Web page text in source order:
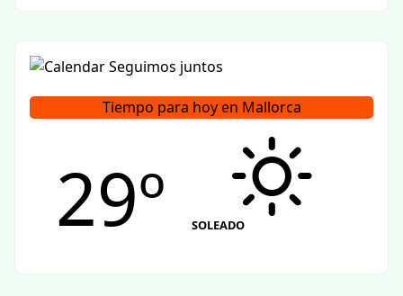
Tiempo para hoy en Mallorca
29º SOLEADO